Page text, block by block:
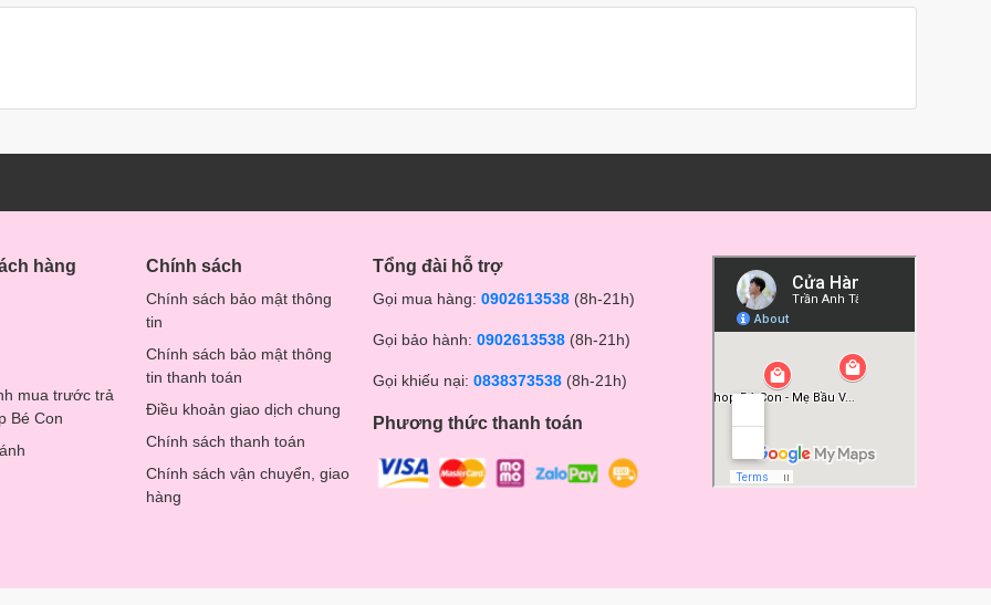
hàng
mua trước trả
Bé Con
Chính sách
Chính sách bảo mật thông
tin
Chính sách bảo mật thông
tin thanh toán
Điều khoản giao dịch chung
Chính sách thanh toán
Chính sách vận chuyển, giao
hàng
Tổng đài hỗ trợ
Gọi mua hàng: 0902613538 (8h-21h)
Gọi bảo hành: 0902613538 (8h-21h)
Gọi khiếu nại: 0838373538 (8h-21h)
Phương thức thanh toán